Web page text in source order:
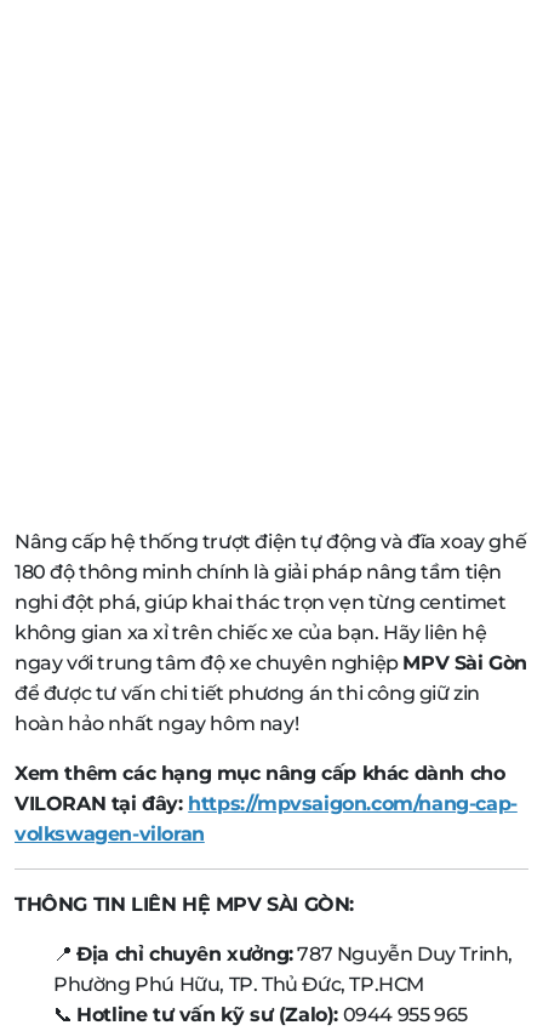
Nâng cấp hệ thống trượt điện tự động và đĩa xoay ghế
180 độ thông minh chính là giải pháp nâng tầm tiện
nghi đột phá, giúp khai thác trọn vẹn từng centimet
không gian xa xỉ trên chiếc xe của bạn. Hãy liên hệ
ngay với trung tâm độ xe chuyên nghiệp MPV Sài Gòn
để được tư vấn chi tiết phương án thi công giữ zin
hoàn hảo nhất ngay hôm nay!
Xem thêm các hạng mục nâng cấp khác dành cho
VILORAN tại đây: https://mpvsaigon.com/nang-cap-
volkswagen-viloran
THÔNG TIN LIÊN HỆ MPV SÀI GÒN:
📍Địa chỉ chuyên xưởng:787 Nguyễn Duy Trinh,
Phường Phú Hữu, TP. Thủ Đức, TP.HCM
📞 Hotline tư vấn kỹ sư (Zalo): 0944 955 965